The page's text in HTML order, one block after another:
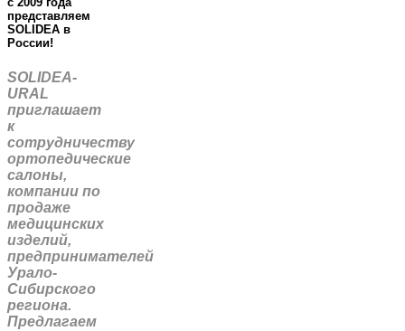
представляем
SOLIDEA в
России!
SOLIDEA-
URAL
приглашает
к
сотрудничеству
ортопедические
салоны,
компании по
продаже
медицинских
изделий,
предпринимателей
Урало-
Сибирского
региона.
Предлагаем